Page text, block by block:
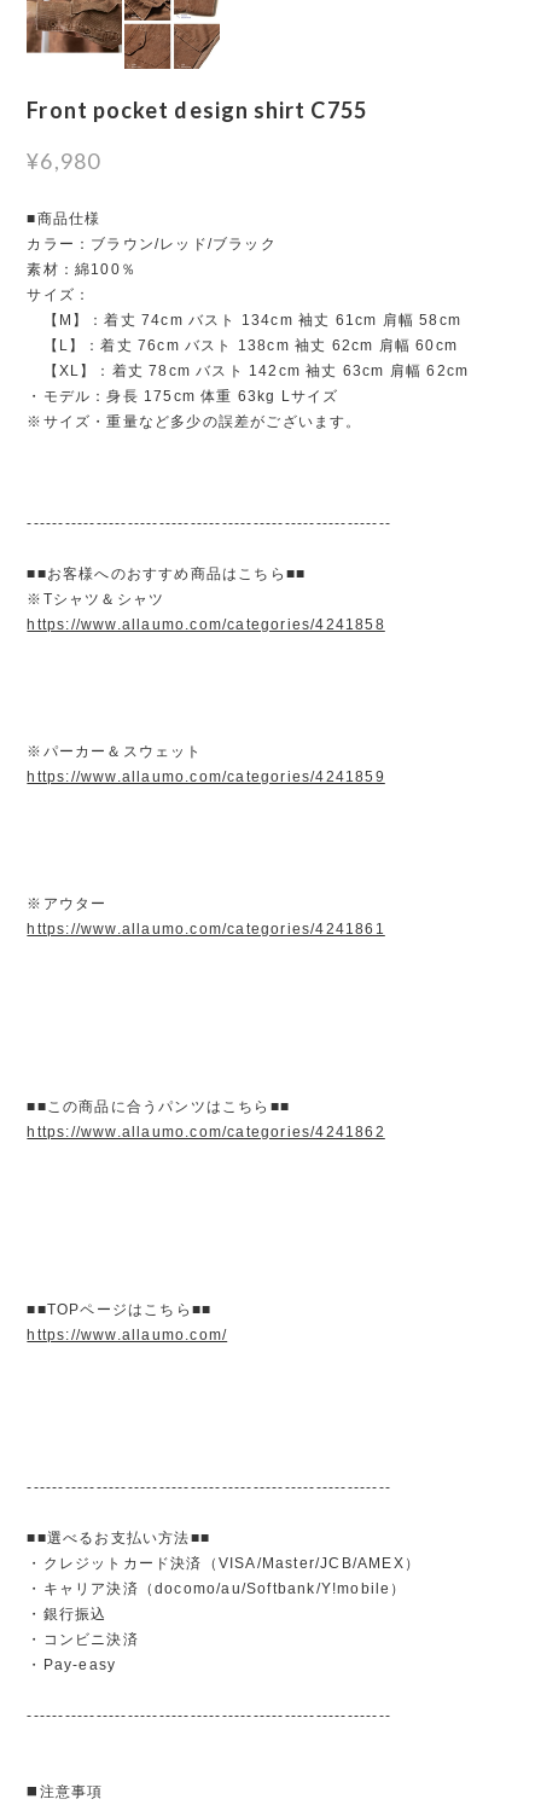
Front pocket design shirt C755
¥6,980
■商品仕様
カラー：ブラウン/レッド/ブラック
素材：綿100％
サイズ：
【M】：着丈 74cm バスト 134cm 袖丈 61cm 肩幅 58cm
【L】：着丈 76cm バスト 138cm 袖丈 62cm 肩幅 60cm
【XL】：着丈 78cm バスト 142cm 袖丈 63cm 肩幅 62cm
・モデル：身長 175cm 体重 63kg Lサイズ
※サイズ・重量など多少の誤差がございます。
----------------------------------------------------------
■■お客様へのおすすめ商品はこちら■■
※Tシャツ＆シャツ
https://www.allaumo.com/categories/4241858
※パーカー＆スウェット
https://www.allaumo.com/categories/4241859
※アウター
https://www.allaumo.com/categories/4241861
■■この商品に合うパンツはこちら■■
https://www.allaumo.com/categories/4241862
■■TOPページはこちら■■
https://www.allaumo.com/
----------------------------------------------------------
■■選べるお支払い方法■■
・クレジットカード決済（VISA/Master/JCB/AMEX）
・キャリア決済（docomo/au/Softbank/Y!mobile）
・銀行振込
・コンビニ決済
・Pay-easy
----------------------------------------------------------
◼️注意事項